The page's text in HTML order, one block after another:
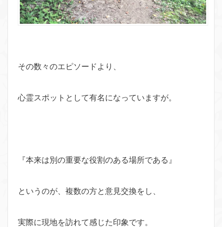
その数々のエピソードより、
心霊スポットとして有名になっていますが。
『本来は別の重要な役割のある場所である』
というのが、複数の方と意見交換をし、
実際に現地を訪れて感じた印象です。